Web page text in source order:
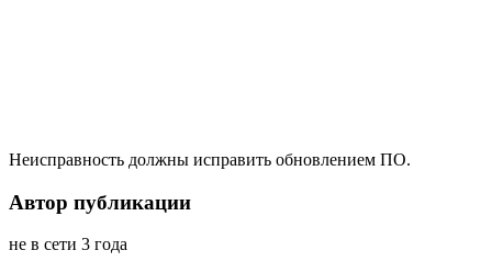
Неисправность должны исправить обновлением ПО.
Автор публикации
не в сети 3 года